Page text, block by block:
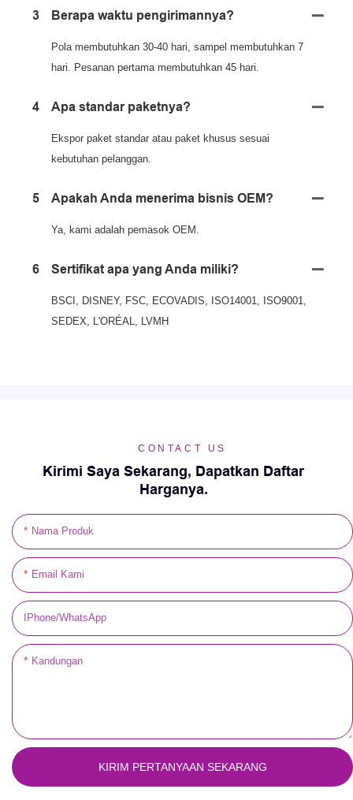
3 Berapa waktu pengirimannya?
Pola membutuhkan 30-40 hari, sampel membutuhkan 7
hari. Pesanan pertama membutuhkan 45 hari.
4 Apa standar paketnya?
Ekspor paket standar atau paket khusus sesuai
kebutuhan pelanggan.
5 Apakah Anda menerima bisnis OEM?
Ya, kami adalah pemasok OEM.
6 Sertifikat apa yang Anda miliki?
BSCI, DISNEY, FSC, ECOVADIS, ISO14001, ISO9001,
SEDEX, L'ORÉAL, LVMH
CONTACT US
Kirimi Saya Sekarang, Dapatkan Daftar
Harganya.
Nama Produk
Email Kami
IPhone/WhatsApp
Kandungan
KIRIM PERTANYAAN SEKARANG